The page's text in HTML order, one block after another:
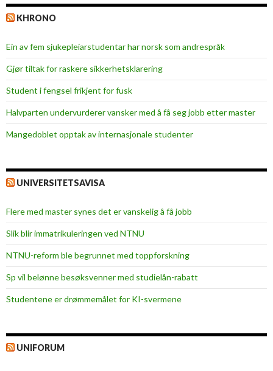
KHRONO
Ein av fem sjukepleiar­studentar har norsk som andrespråk
Gjør tiltak for raskere sikkerhets­klarering
Student i fengsel frikjent for fusk
Halvparten undervurderer vansker med å få seg jobb etter master
Mangedoblet opptak av internasjonale studenter
UNIVERSITETSAVISA
Flere med master synes det er vanskelig å få jobb
Slik blir immatrikuleringen ved NTNU
NTNU-reform ble begrunnet med toppforskning
Sp vil belønne besøksvenner med studielån-rabatt
Studentene er drømmemålet for KI-svermene
UNIFORUM